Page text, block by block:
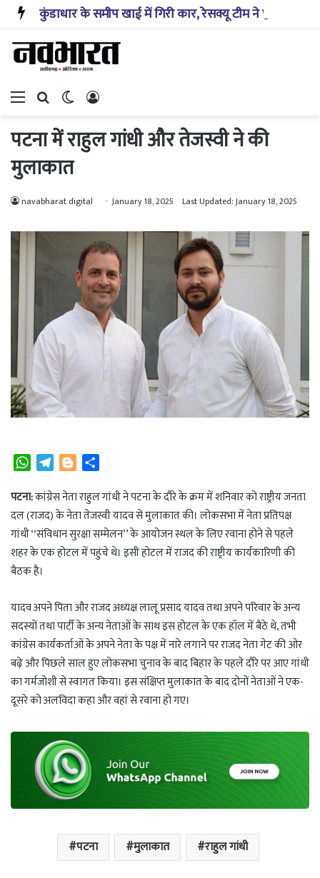
Menu Search forSwitch skin
पटना में राहुल गांधी और तेजस्वी ने की
मुलाकात
navabharat digital January 18, 2025 Last Updated: January 18, 2025
W
a
t
s
A
p
p
l
e
g
r
o
g
g
e
a
r
e
पटना:कांग्रेस नेता राहुल गांधी ने पटना के दौरे के क्रम में शनिवार को राष्ट्रीय जनता
दल (राजद) के नेता तेजस्वी यादव से मुलाकात की। लोकसभा में नेता प्रतिपक्ष
गांधी ‘‘संविधान सुरक्षा सम्मेलन’’ के आयोजन स्थल के लिए रवाना होने से पहले
शहर के एक होटल में पहुंचे थे। इसी होटल में राजद की राष्ट्रीय कार्यकारिणी की
बैठक है।
यादव अपने पिता और राजद अध्यक्ष लालू प्रसाद यादव तथा अपने परिवार के अन्य
सदस्यों तथा पार्टी के अन्य नेताओं के साथ इस होटल के एक हॉल में बैठे थे, तभी
कांग्रेस कार्यकर्ताओं के अपने नेता के पक्ष में नारे लगाने पर राजद नेता गेट की ओर
बढ़े और पिछले साल हुए लोकसभा चुनाव के बाद बिहार के पहले दौरे पर आए गांधी
का गर्मजोशी से स्वागत किया। इस संक्षिप्त मुलाकात के बाद दोनों नेताओं ने एक-
दूसरे को अलविदा कहा और वहां से रवाना हो गए।
पटना मुलाकात राहुल गांधी